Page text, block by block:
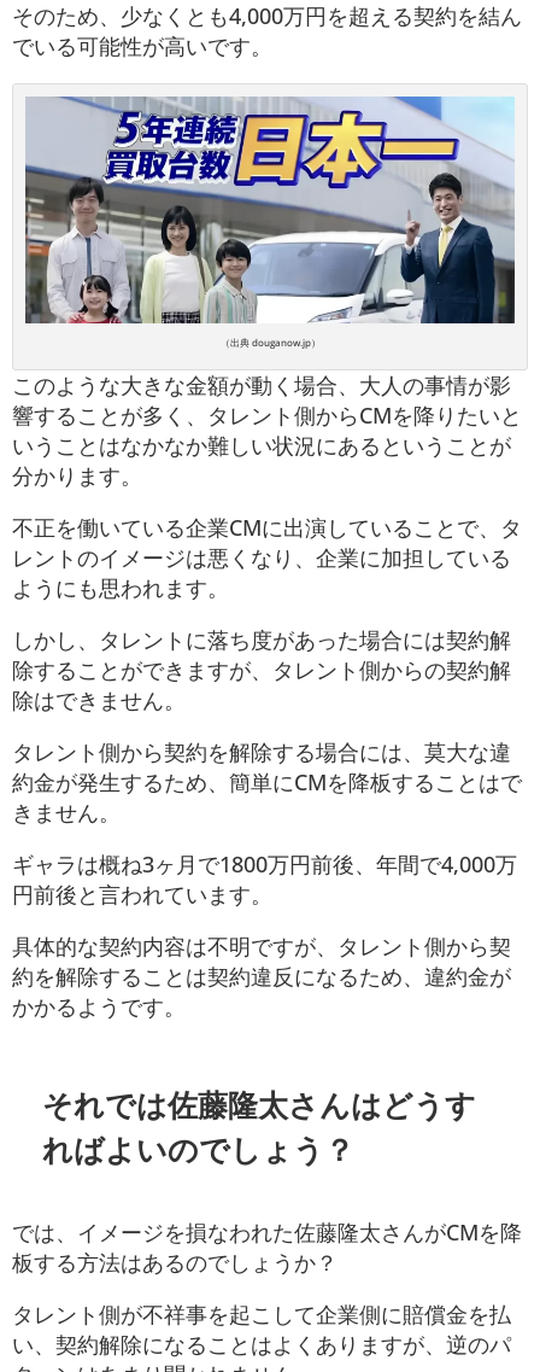
そのため、少なくとも4,000万円を超える契約を結ん
でいる可能性が高いです。
（出典 douganow.jp）
このような大きな金額が動く場合、大人の事情が影
響することが多く、タレント側からCMを降りたいと
いうことはなかなか難しい状況にあるということが
分かります。
不正を働いている企業CMに出演していることで、タ
レントのイメージは悪くなり、企業に加担している
ようにも思われます。
しかし、タレントに落ち度があった場合には契約解
除することができますが、タレント側からの契約解
除はできません。
タレント側から契約を解除する場合には、莫大な違
約金が発生するため、簡単にCMを降板することはで
きません。
ギャラは概ね3ヶ月で1800万円前後、年間で4,000万
円前後と言われています。
具体的な契約内容は不明ですが、タレント側から契
約を解除することは契約違反になるため、違約金が
かかるようです。
それでは佐藤隆太さんはどうす
ればよいのでしょう？
では、イメージを損なわれた佐藤隆太さんがCMを降
板する方法はあるのでしょうか？
タレント側が不祥事を起こして企業側に賠償金を払
い、契約解除になることはよくありますが、逆のパ